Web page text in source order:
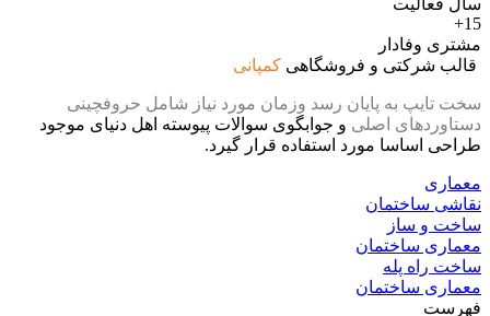
سال فعالیت
15+
مشتری وفادار
قالب شرکتی و فروشگاهی کمپانی
سخت تایپ به پایان رسد وزمان مورد نیاز شامل حروفچینی
دستاوردهای اصلی و جوابگوی سوالات پیوسته اهل دنیای موجود
طراحی اساسا مورد استفاده قرار گیرد.
معماری
نقاشی ساختمان
ساخت و ساز
معماری ساختمان
ساخت راه پله
معماری ساختمان
فهرست